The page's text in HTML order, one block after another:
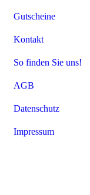
Gutscheine
Kontakt
So finden Sie uns!
AGB
Datenschutz
Impressum